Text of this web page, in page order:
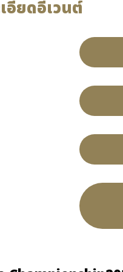
อียดอีเวนต์